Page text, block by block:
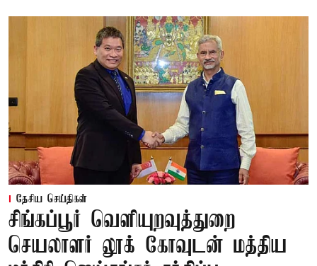
தேசிய செய்திகள்
சிங்கப்பூர் வெளியுறவுத்துறை
செயலாளர் லூக் கோவுடன் மத்திய